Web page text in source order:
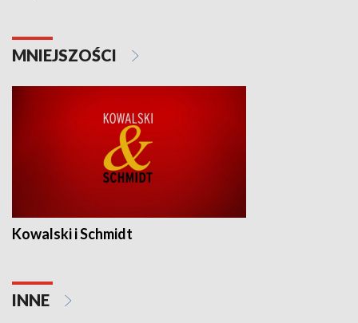
MNIEJSZOŚCI
Kowalski i Schmidt
INNE